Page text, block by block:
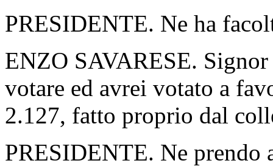
PRESIDENTE. Ne ha
ENZO SAVARESE.
votare ed avrei votato a
2.127, fatto proprio dal
PRESIDENTE. Ne prendo